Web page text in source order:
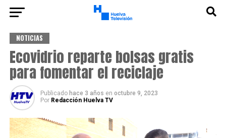
NOTICIAS
Ecovidrio reparte bolsas gratis
para fomentar el reciclaje
Publicado hace 3 años en octubre 9, 2023
Por Redacción Huelva TV